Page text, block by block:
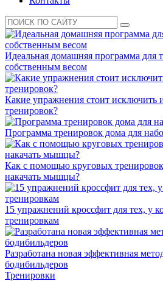
Идеальная домашняя программа для
собственным весом
Какие упражнения стоит исключить
тренировок?
Программа тренировок дома для
Как с помощью круговых
накачать мышцы?
15 упражнений кроссфит для тех, у
тренировкам
Разработана новая эффективная
бодибильдеров
Тренировки